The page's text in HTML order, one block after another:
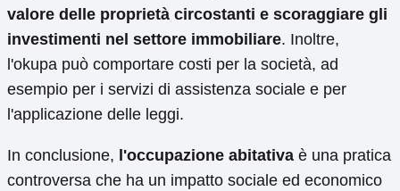
valore delle proprietà circostanti e scoraggiare gli
investimenti nel settore immobiliare. Inoltre,
l'okupa può comportare costi per la società, ad
esempio per i servizi di assistenza sociale e per
l'applicazione delle leggi.
In conclusione, l'occupazione abitativa è una pratica
controversa che ha un impatto sociale ed economico